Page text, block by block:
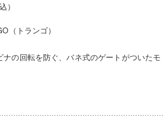
）
（トランゴ）
ナの回転を防ぐ、バネ式のゲートがついたモ